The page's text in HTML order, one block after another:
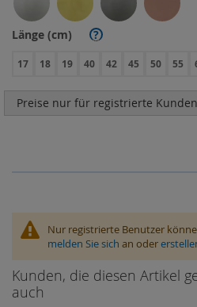
Länge (cm) ?
17 18 19 40 42 45 50 55
Preise nur für registrierte
Nur registrierte Benutzer
melden Sie sich an oder
Kunden, die diesen Artikel
auch